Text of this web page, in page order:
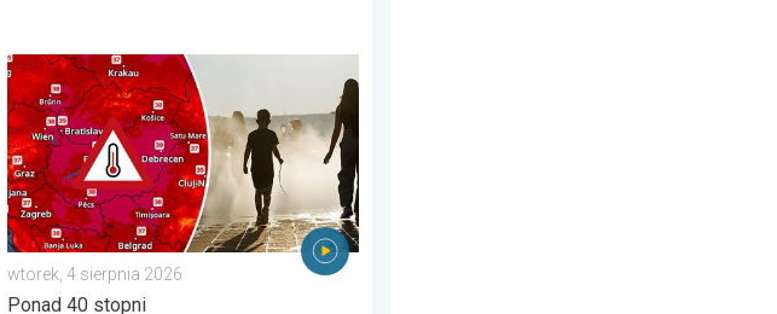
2026 miesiąca. . . poniedziałek, 3 sierpnia 2026
Ekstremalny upał w Europie Wschodniej. Ponad 40 stopni. . . wtorek, 4 sierpnia 2026
wtorek, 4 sierpnia 2026
Ponad 40 stopni